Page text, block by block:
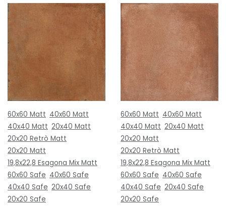
60x60 Matt 40x60 Matt
40x40 Matt 20x40 Matt
20x20 Retrò Matt
20x20 Matt
19,8x22,8 Esagona Mix Matt
60x60 Safe 40x60 Safe
40x40 Safe 20x40 Safe
20x20 Safe
60x60 Matt 40x60 Matt
40x40 Matt 20x40 Matt
20x20 Matt
20x20 Retrò Matt
19,8x22,8 Esagona Mix Matt
60x60 Safe 40x60 Safe
40x40 Safe 20x40 Safe
20x20 Safe